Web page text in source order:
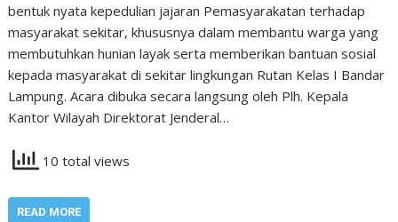
bentuk nyata kepedulian jajaran Pemasyarakatan terhadap
masyarakat sekitar, khususnya dalam membantu warga yang
membutuhkan hunian layak serta memberikan bantuan sosial
kepada masyarakat di sekitar lingkungan Rutan Kelas I Bandar
Lampung. Acara dibuka secara langsung oleh Plh. Kepala
Kantor Wilayah Direktorat Jenderal…
10 total views
READ MORE